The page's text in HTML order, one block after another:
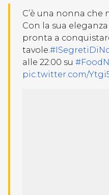
C’è una nonna
Con la sua
pronta a
tavole.
alle 22:00 su
pic.twitter.com/